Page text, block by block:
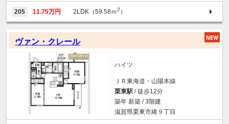
205 11.75万円 2LDK（59.58ｍ2 ）
ヴァン・クレール
ハイツ
ＪＲ東海道・山陽本線
栗東駅 / 徒歩12分
築年 新築 / 3階建
滋賀県栗東市綣９丁目